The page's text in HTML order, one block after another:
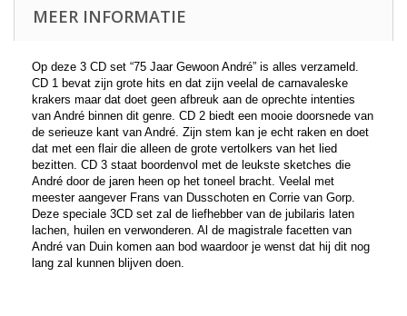
MEER INFORMATIE
Op deze 3 CD set “75 Jaar Gewoon André” is alles verzameld.
CD 1 bevat zijn grote hits en dat zijn veelal de carnavaleske
krakers maar dat doet geen afbreuk aan de oprechte intenties
van André binnen dit genre. CD 2 biedt een mooie doorsnede van
de serieuze kant van André. Zijn stem kan je echt raken en doet
dat met een flair die alleen de grote vertolkers van het lied
bezitten. CD 3 staat boordenvol met de leukste sketches die
André door de jaren heen op het toneel bracht. Veelal met
meester aangever Frans van Dusschoten en Corrie van Gorp.
Deze speciale 3CD set zal de liefhebber van de jubilaris laten
lachen, huilen en verwonderen. Al de magistrale facetten van
André van Duin komen aan bod waardoor je wenst dat hij dit nog
lang zal kunnen blijven doen.